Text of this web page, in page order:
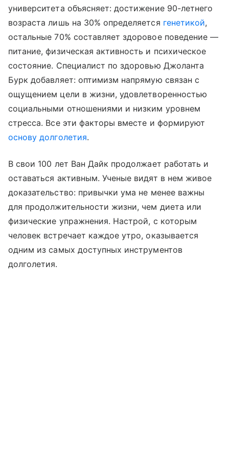
университета объясняет: достижение 90-летнего
возраста лишь на 30% определяется генетикой,
остальные 70% составляет здоровое поведение —
питание, физическая активность и психическое
состояние. Специалист по здоровью Джоланта
Бурк добавляет: оптимизм напрямую связан с
ощущением цели в жизни, удовлетворенностью
социальными отношениями и низким уровнем
стресса. Все эти факторы вместе и формируют
основу долголетия.
В свои 100 лет Ван Дайк продолжает работать и
оставаться активным. Ученые видят в нем живое
доказательство: привычки ума не менее важны
для продолжительности жизни, чем диета или
физические упражнения. Настрой, с которым
человек встречает каждое утро, оказывается
одним из самых доступных инструментов
долголетия.